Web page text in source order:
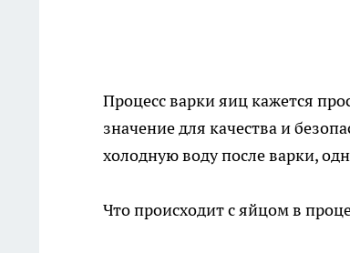
Процесс варки яиц кажется
значение для качества и
холодную воду после варки,
Что происходит с яйцом в